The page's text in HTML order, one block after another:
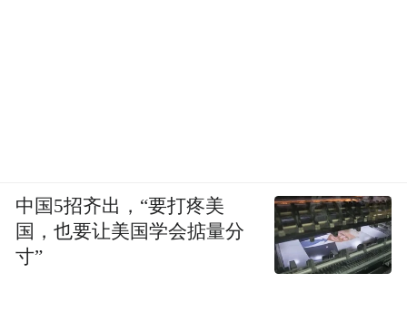
中国5招齐出，“要打疼美
国，也要让美国学会掂量分
寸”